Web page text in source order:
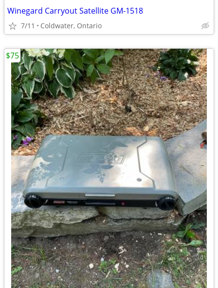
Winegard Carryout Satellite GM-1518
7/11 Coldwater, Ontario
$75